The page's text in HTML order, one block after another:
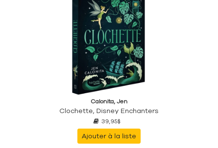
Calonita, Jen
Clochette, Disney Enchanters
39,95$
Ajouter à la liste